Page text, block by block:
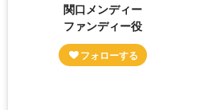
関口メンディー
ファンディー役